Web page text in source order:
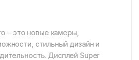
– это новые камеры,
стильный дизайн и
Дисплей Super